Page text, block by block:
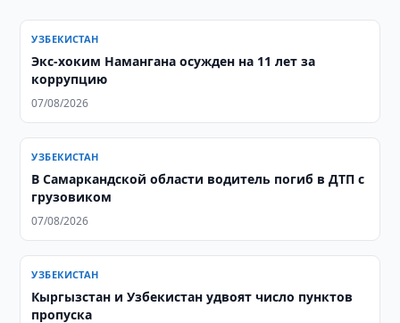
УЗБЕКИСТАН
​​​​​​​Экс-хоким Намангана осужден на 11 лет за
коррупцию
07/08/2026
УЗБЕКИСТАН
В Самаркандской области водитель погиб в ДТП с
грузовиком
07/08/2026
УЗБЕКИСТАН
Кыргызстан и Узбекистан удвоят число пунктов
пропуска